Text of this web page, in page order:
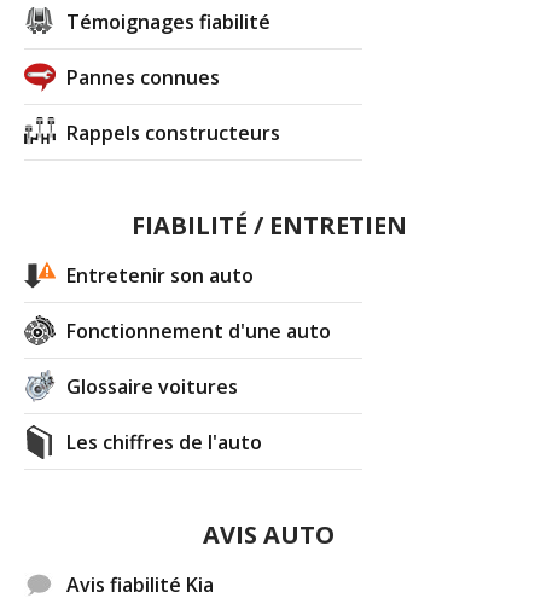
Témoignages fiabilité
Pannes connues
Rappels constructeurs
FIABILITÉ / ENTRETIEN
Entretenir son auto
Fonctionnement d'une auto
Glossaire voitures
Les chiffres de l'auto
AVIS AUTO
Avis fiabilité Kia